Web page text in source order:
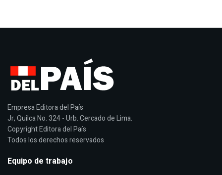
Empresa Editora del País
Jr, Quilca No. 324 - Urb. Cercado de Lima.
Copyright Editora del País
Todos los derechos reservados
Equipo de trabajo